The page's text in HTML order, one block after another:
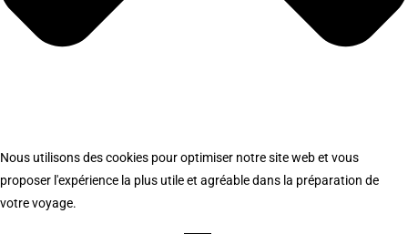
Nous utilisons des cookies pour optimiser notre site web et vous
proposer l'expérience la plus utile et agréable dans la préparation de
votre voyage.